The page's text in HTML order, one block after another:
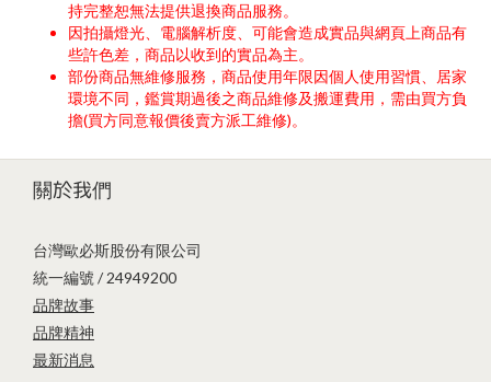
持完整恕無法提供退換商品服務。
因拍攝燈光、電腦解析度、可能會造成實品與網頁上商品有
些許色差，商品以收到的實品為主。
部份商品無維修服務，商品使用年限因個人使用習慣、居家
環境不同，鑑賞期過後之商品維修及搬運費用，需由買方負
擔(買方同意報價後賣方派工維修)。
關於我們
台灣歐必斯股份有限公司
統一編號 / 24949200
品牌故事
品牌精神
最新消息